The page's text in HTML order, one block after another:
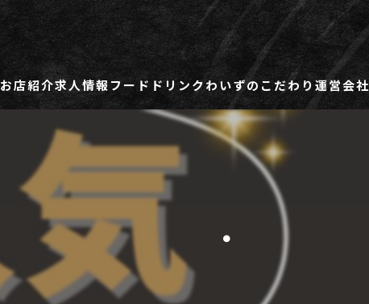
お店紹介
わいず所沢店
わいずふじみ野店
わいず熊谷店
わいず春日部店
わいず三芳店
求人情報
社員用求人ページ
パート・アルバイト用求人ページ
フード ドリンクわいずのこだわり運営会社
.